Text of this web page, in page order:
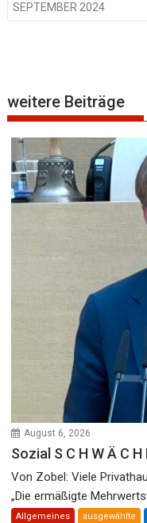
SEPTEMBER 2024
weitere Beiträge
August 6, 2026
Sozial S C H W Ä C
Von Zobel: Viele
„Die ermäßigte
Allgemeines ausgewählte